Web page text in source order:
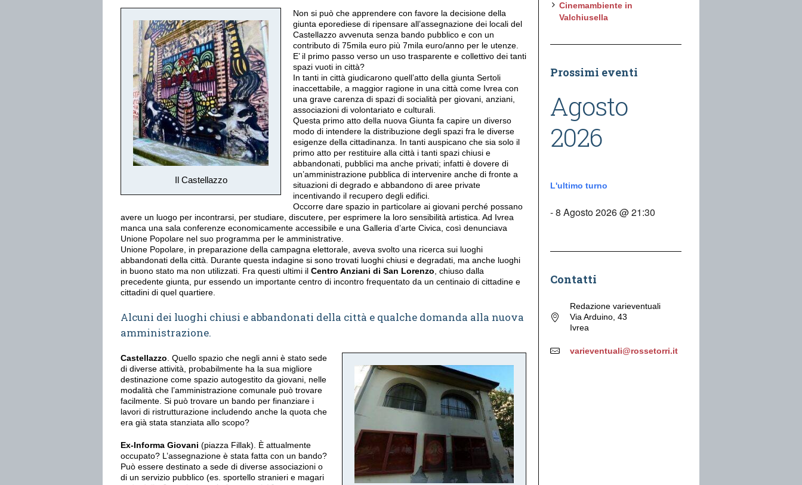
Il Castellazzo
Non si può che apprendere con favore la decisione della
giunta eporediese di ripensare all’assegnazione dei locali del
Castellazzo avvenuta senza bando pubblico e con un
contributo di 75mila euro più 7mila euro/anno per le utenze.
E’ il primo passo verso un uso trasparente e collettivo dei tanti
spazi vuoti in città?
In tanti in città giudicarono quell’atto della giunta Sertoli
inaccettabile, a maggior ragione in una città come Ivrea con
una grave carenza di spazi di socialità per giovani, anziani,
associazioni di volontariato e culturali.
Questa primo atto della nuova Giunta fa capire un diverso
modo di intendere la distribuzione degli spazi fra le diverse
esigenze della cittadinanza. In tanti auspicano che sia solo il
primo atto per restituire alla città i tanti spazi chiusi e
abbandonati, pubblici ma anche privati; infatti è dovere di
un’amministrazione pubblica di intervenire anche di fronte a
situazioni di degrado e abbandono di aree private
incentivando il recupero degli edifici.
Occorre dare spazio in particolare ai giovani perché possano
avere un luogo per incontrarsi, per studiare, discutere, per esprimere la loro sensibilità artistica. Ad Ivrea
manca una sala conferenze economicamente accessibile e una Galleria d’arte Civica, così denunciava
Unione Popolare nel suo programma per le amministrative.
Unione Popolare, in preparazione della campagna elettorale, aveva svolto una ricerca sui luoghi
abbandonati della città. Durante questa indagine si sono trovati luoghi chiusi e degradati, ma anche luoghi
in buono stato ma non utilizzati. Fra questi ultimi il Centro Anziani di San Lorenzo , chiuso dalla
precedente giunta, pur essendo un importante centro di incontro frequentato da un centinaio di cittadine e
cittadini di quel quartiere.
Alcuni dei luoghi chiusi e abbandonati della città e qualche domanda alla nuova
amministrazione.
Castellazzo . Quello spazio che negli anni è stato sede
di diverse attività, probabilmente ha la sua migliore
destinazione come spazio autogestito da giovani, nelle
modalità che l’amministrazione comunale può trovare
facilmente. Si può trovare un bando per finanziare i
lavori di ristrutturazione includendo anche la quota che
era già stata stanziata allo scopo?
Ex-Informa Giovani (piazza Fillak). È attualmente
occupato? L’assegnazione è stata fatta con un bando?
Può essere destinato a sede di diverse associazioni o
di un servizio pubblico (es. sportello stranieri e magari
Cinemambiente in
Valchiusella
Prossimi eventi
Agosto
2026
L'ultimo turno
- 8 Agosto 2026 @ 21:30
Contatti
Redazione varieventuali
Via Arduino, 43
Ivrea
varieventuali@rossetorri.it